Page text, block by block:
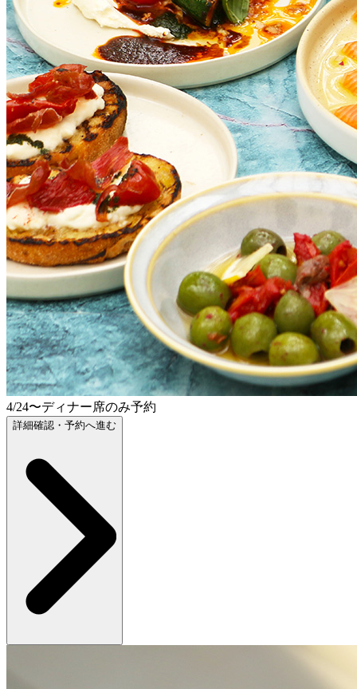
4/24〜ディナー席のみ予約
詳細確認・予約へ進む